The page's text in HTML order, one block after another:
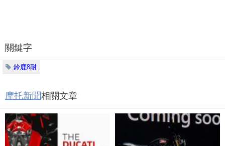
關鍵字
鈴鹿8耐
摩托新聞相關文章